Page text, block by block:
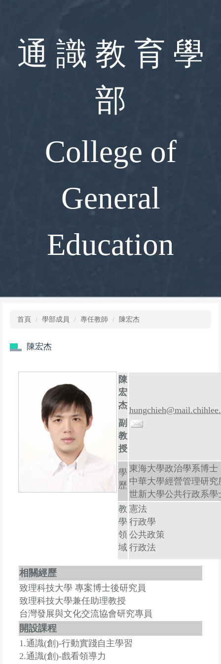
通 識 教 育 學
部
College of
General
Education
首頁 學部成員 專任教師 陳宏杰
陳宏杰
陳
宏
杰
副
教
授
學
歷
東海大學政治學系博士
中華大學經營管理研究
世新大學公共行政系學
教
學
領
域
憲法
行政學
公共政策
行政法
相關經歷
致理科技大學 專案博士後研究員
致理科技大學兼任助理教授
台灣發展與文化交流協會研究專員
開設課程
1.通識(創)-行動實踐自主學習
2.通識(創)-戲看領導力